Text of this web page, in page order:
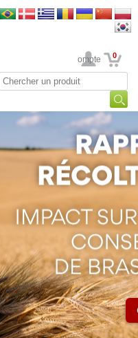
Votre Compte 0